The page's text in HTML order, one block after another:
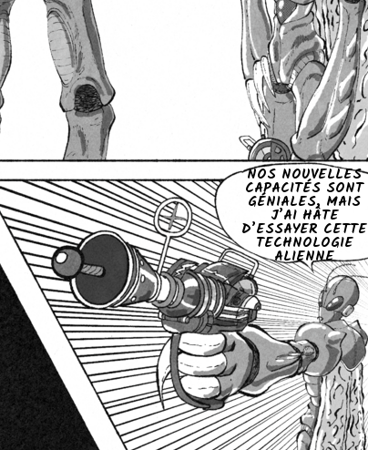
NOS NOU­VELLES
CA­PA­CI­TÉS SONT
GÉ­NIALES, MAIS
J’AI HÂTE
D’ESSAYER CETTE
TECH­NO­LO­GIE
ALIENNE